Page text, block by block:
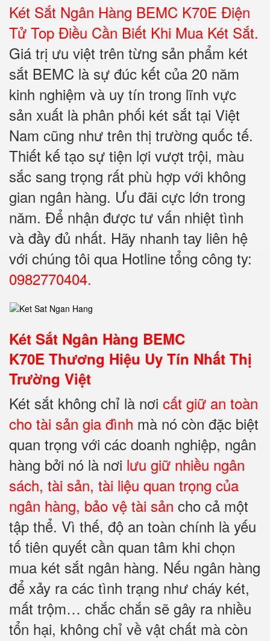
Két Sắt Ngân Hàng BEMC K70E Điện
Tử Top Điều Cần Biết Khi Mua Két Sắt.
Giá trị ưu việt trên từng sản phẩm két
sắt BEMC là sự đúc kết của 20 năm
kinh nghiệm và uy tín trong lĩnh vực
sản xuất là phân phối két sắt tại Việt
Nam cũng như trên thị trường quốc tế.
Thiết kế tạo sự tiện lợi vượt trội, màu
sắc sang trọng rất phù hợp với không
gian ngân hàng. Ưu đãi cực lớn trong
năm. Để nhận được tư vấn nhiệt tình
và đầy đủ nhất. Hãy nhanh tay liên hệ
với chúng tôi qua Hotline tổng công ty:
0982770404.
Két Sắt Ngân Hàng BEMC
K70E Thương Hiệu Uy Tín Nhất Thị
Trường Việt
Két sắt không chỉ là nơi cất giữ an toàn
cho tài sản gia đình mà nó còn đặc biệt
quan trọng với các doanh nghiệp, ngân
hàng bởi nó là nơi lưu giữ nhiều ngân
sách, tài sản, tài liệu quan trọng của
ngân hàng, bảo vệ tài sản cho cả một
tập thể. Vì thế, độ an toàn chính là yếu
tố tiên quyết cần quan tâm khi chọn
mua két sắt ngân hàng. Nếu ngân hàng
để xảy ra các tình trạng như cháy két,
mất trộm… chắc chắn sẽ gây ra nhiều
tổn hại, không chỉ về vật chất mà còn